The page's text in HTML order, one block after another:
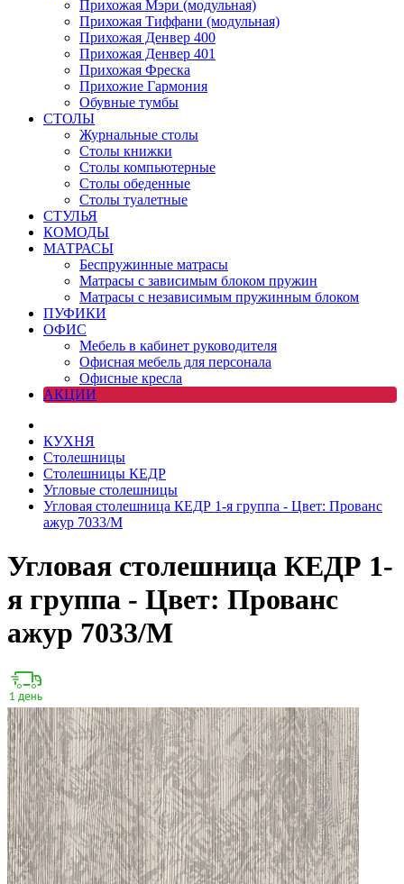
Прихожая Мэри (модульная)
Прихожая Тиффани (модульная)
Прихожая Денвер 400
Прихожая Денвер 401
Прихожая Фреска
Прихожие Гармония
Обувные тумбы
СТОЛЫ
Журнальные столы
Столы книжки
Столы компьютерные
Столы обеденные
Столы туалетные
СТУЛЬЯ
КОМОДЫ
МАТРАСЫ
Беспружинные матрасы
Матрасы с зависимым блоком пружин
Матрасы с независимым пружинным блоком
ПУФИКИ
ОФИС
Мебель в кабинет руководителя
Офисная мебель для персонала
Офисные кресла
АКЦИИ
КУХНЯ
Столешницы
Столешницы КЕДР
Угловые столешницы
Угловая столешница КЕДР 1-я группа - Цвет: Прованс
ажур 7033/М
Угловая столешница КЕДР 1-
я группа - Цвет: Прованс
ажур 7033/М